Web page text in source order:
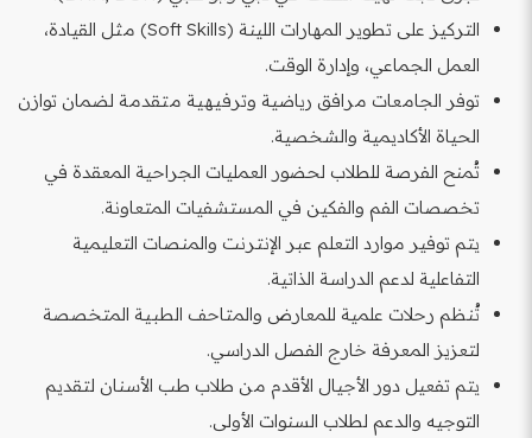
التركيز على تطوير المهارات اللينة (Soft Skills) مثل القيادة،
العمل الجماعي، وإدارة الوقت.
توفر الجامعات مرافق رياضية وترفيهية متقدمة لضمان توازن
الحياة الأكاديمية والشخصية.
تُمنح الفرصة للطلاب لحضور العمليات الجراحية المعقدة في
تخصصات الفم والفكين في المستشفيات المتعاونة.
يتم توفير موارد التعلم عبر الإنترنت والمنصات التعليمية
التفاعلية لدعم الدراسة الذاتية.
تُنظم رحلات علمية للمعارض والمتاحف الطبية المتخصصة
لتعزيز المعرفة خارج الفصل الدراسي.
يتم تفعيل دور الأجيال الأقدم من طلاب طب الأسنان لتقديم
التوجيه والدعم لطلاب السنوات الأولى.